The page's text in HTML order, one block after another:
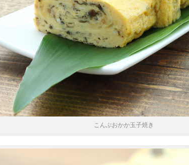
こんぶおかか玉子焼き